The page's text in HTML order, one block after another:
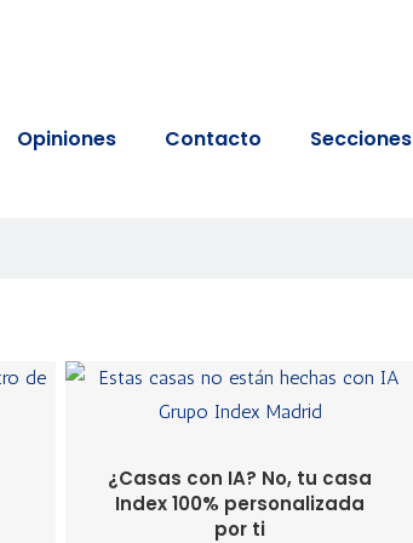
Opiniones Contacto Secciones
¿Casas con IA? No, tu casa
Index 100% personalizada
por ti